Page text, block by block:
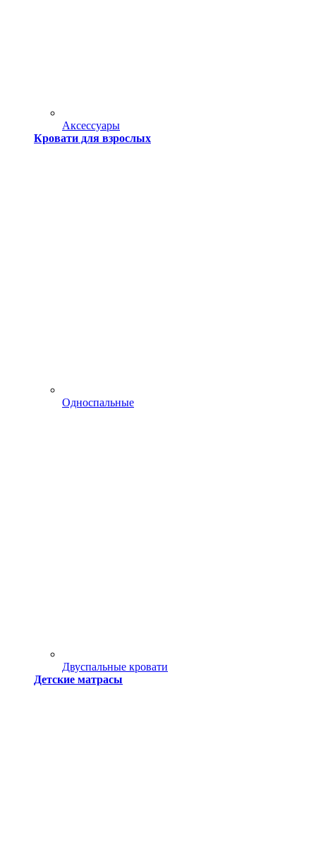
Аксессуары
Кровати для взрослых
Односпальные
Двуспальные кровати
Детские матрасы